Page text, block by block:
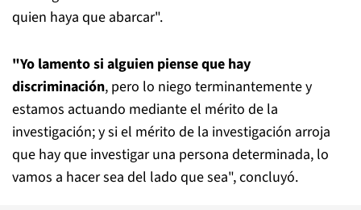
quien haya que abarcar".
"Yo lamento si alguien piense que hay
discriminación, pero lo niego terminantemente y
estamos actuando mediante el mérito de la
investigación; y si el mérito de la investigación arroja
que hay que investigar una persona determinada, lo
vamos a hacer sea del lado que sea", concluyó.